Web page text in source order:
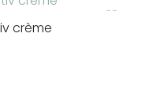
crème